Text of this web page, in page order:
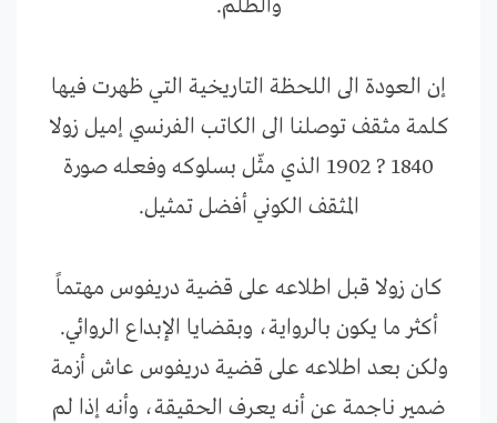
والظلم.
إن العودة الى اللحظة التاريخية التي ظهرت فيها
كلمة مثقف توصلنا الى الكاتب الفرنسي إميل زولا
1840 ? 1902 الذي مثّل بسلوكه وفعله صورة
المثقف الكوني أفضل تمثيل.
كان زولا قبل اطلاعه على قضية دريفوس مهتماً
أكثر ما يكون بالرواية، وبقضايا الإبداع الروائي.
ولكن بعد اطلاعه على قضية دريفوس عاش أزمة
ضمير ناجمة عن أنه يعرف الحقيقة، وأنه إذا لم